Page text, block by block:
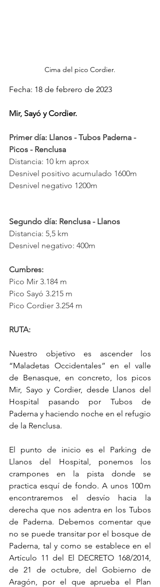
Cima del pico Cordier.
Fecha: 18 de febrero de 2023
Mir, Sayó y Cordier.
Primer día: Llanos - Tubos Paderna -
Picos - Renclusa
Distancia: 10 km aprox
Desnivel positivo acumulado 1600m
Desnivel negativo 1200m
Segundo día: Renclusa - Llanos
Distancia: 5,5 km
Desnivel negativo: 400m
Cumbres:
Pico Mir 3.184 m
Pico Sayó 3.215 m
Pico Cordier 3.254 m
RUTA:
Nuestro objetivo es ascender los
“Maladetas Occidentales” en el valle
de Benasque, en concreto, los picos
Mir, Sayo y Cordier, desde Llanos del
Hospital pasando por Tubos de
Paderna y haciendo noche en el refugio
de la Renclusa.
El punto de inicio es el Parking de
Llanos del Hospital, ponemos los
crampones en la pista donde se
practica esquí de fondo. A unos 100 m
encontraremos el desvío hacia la
derecha que nos adentra en los Tubos
de Paderna. Debemos comentar que
no se puede transitar por el bosque de
Paderna, tal y como se establece en el
Artículo 11 del El DECRETO 168/2014,
de 21 de octubre, del Gobierno de
Aragón, por el que aprueba el Plan